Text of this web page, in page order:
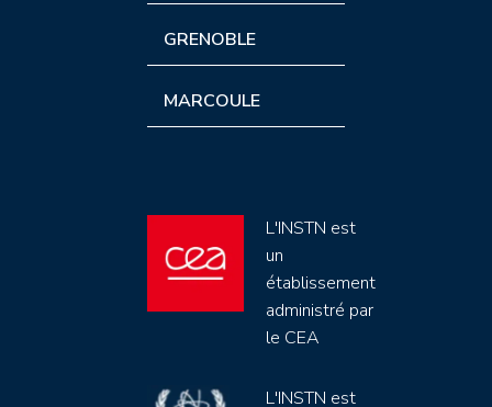
GRENOBLE
MARCOULE
L'INSTN est
un
établissement
administré par
le CEA
L'INSTN est